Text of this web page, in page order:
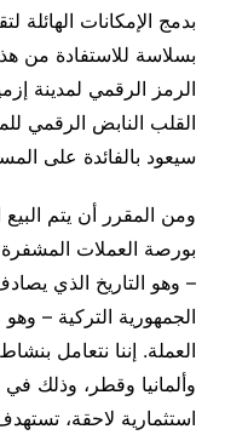
بدمج الإمكانات الهائلة
بسلاسة للاستفادة من
القلب النابض الرقمي
سيعود بالفائدة على
ومن المقرر أن يتم
– وهو التاريخ الذي
الجمهورية التركية –
العملة. إننا نتعامل
وألمانيا وقطر، وذلك